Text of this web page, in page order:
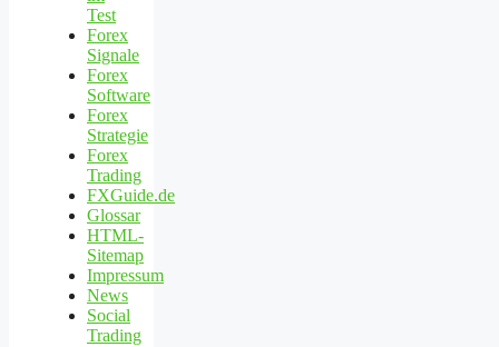
Test
Forex
Signale
Forex
Software
Forex
Strategie
Forex
Trading
FXGuide.de
Glossar
HTML-
Sitemap
Impressum
News
Social
Trading